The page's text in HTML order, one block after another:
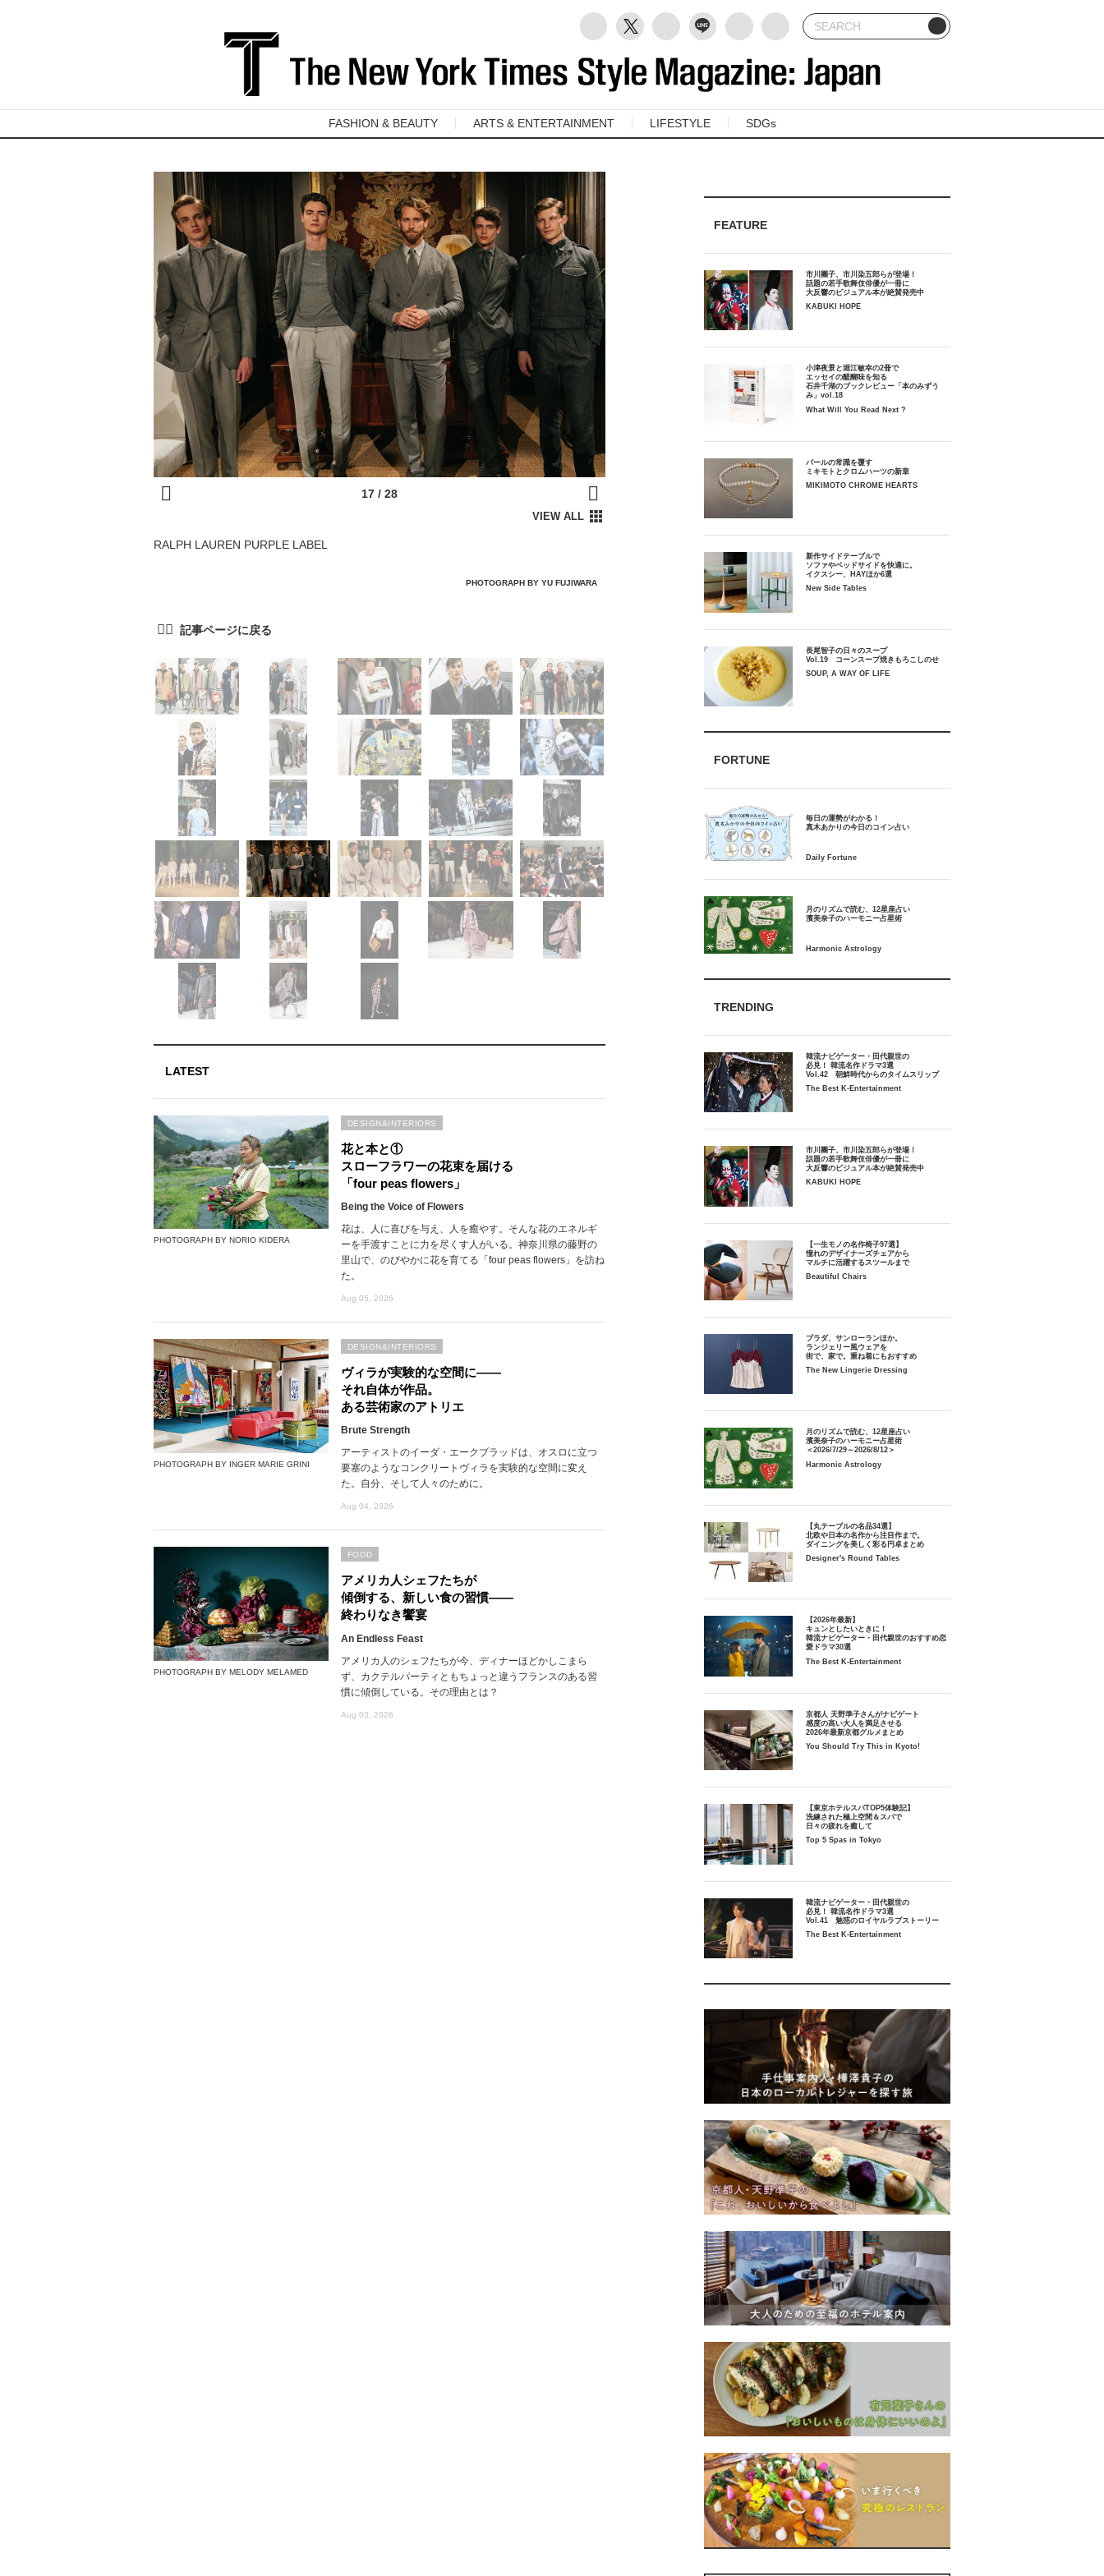
FASHION & BEAUTY ARTS & ENTERTAINMENT LIFESTYLE SDGs
RALPH LAUREN PURPLE LABEL
PHOTOGRAPH BY YU FUJIWARA
LATEST
PHOTOGRAPH BY NORIO KIDERA
花と本と①
スローフラワーの花束を届ける
「four peas flowers」
Being the Voice of Flowers
花は、人に喜びを与え、人を癒やす。そんな花のエネルギ
ーを手渡すことに力を尽くす人がいる。神奈川県の藤野の
里山で、のびやかに花を育てる「four peas flowers」を訪ね
た。
Aug 05, 2026
DESIGN&INTERIORS
PHOTOGRAPH BY INGER MARIE GRINI
ヴィラが実験的な空間に――
それ自体が作品。
ある芸術家のアトリエ
Brute Strength
アーティストのイーダ・エークブラッドは、オスロに立つ
要塞のようなコンクリートヴィラを実験的な空間に変え
た。自分、そして人々のために。
Aug 04, 2026
DESIGN&INTERIORS
PHOTOGRAPH BY MELODY MELAMED
アメリカ人シェフたちが
傾倒する、新しい食の習慣――
終わりなき饗宴
An Endless Feast
アメリカ人のシェフたちが今、ディナーほどかしこまら
ず、カクテルパーティともちょっと違うフランスのある習
慣に傾倒している。その理由とは？
Aug 03, 2026
FOOD
FEATURE
市川團子、市川染五郎らが登場！
話題の若手歌舞伎俳優が一冊に
大反響のビジュアル本が絶賛発売中
KABUKI HOPE
小津夜景と堀江敏幸の2冊で
エッセイの醍醐味を知る
石井千湖のブックレビュー「本のみずう
み」vol.18
What Will You Read Next ?
パールの常識を覆す
ミキモトとクロムハーツの新章
MIKIMOTO CHROME HEARTS
新作サイドテーブルで
ソファやベッドサイドを快適に。
イクスシー、HAYほか6選
New Side Tables
長尾智子の日々のスープ
Vol.19 コーンスープ焼きもろこしのせ
SOUP, A WAY OF LIFE
FORTUNE
毎日の運勢がわかる！
月のリズムで読む、12星座占い
TRENDING
韓流ナビゲーター・田代親世の
必見！ 韓流名作ドラマ3選
Vol.42 朝鮮時代からのタイムスリップ
The Best K-Entertainment
市川團子、市川染五郎らが登場！
話題の若手歌舞伎俳優が一冊に
大反響のビジュアル本が絶賛発売中
KABUKI HOPE
【一生モノの名作椅子97選】
憧れのデザイナーズチェアから
マルチに活躍するスツールまで
Beautiful Chairs
プラダ、サンローランほか。
ランジェリー風ウェアを
街で、家で。重ね着にもおすすめ
The New Lingerie Dressing
月のリズムで読む、12星座占い
濱美奈子のハーモニー占星術
＜2026/7/29～2026/8/12＞
Harmonic Astrology
【丸テーブルの名品34選】
北欧や日本の名作から注目作まで。
ダイニングを美しく彩る円卓まとめ
Designer's Round Tables
【2026年最新】
キュンとしたいときに！
韓流ナビゲーター・田代親世のおすすめ恋
愛ドラマ30選
The Best K-Entertainment
京都人 天野準子さんがナビゲート
感度の高い大人を満足させる
2026年最新京都グルメまとめ
You Should Try This in Kyoto!
【東京ホテルスパTOP5体験記】
洗練された極上空間＆スパで
日々の疲れを癒して
Top 5 Spas in Tokyo
韓流ナビゲーター・田代親世の
必見！ 韓流名作ドラマ3選
Vol.41 魅惑のロイヤルラブストーリー
The Best K-Entertainment